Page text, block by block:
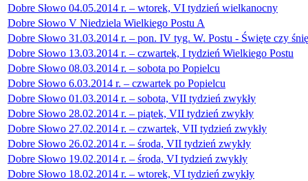
Dobre Słowo 04.05.2014 r. – wtorek, VI tydzień wielkanocny
Dobre Słowo V Niedziela Wielkiego Postu A
Dobre Słowo 31.03.2014 r. – pon. IV tyg. W. Postu - Święte czy
Dobre Słowo 13.03.2014 r. – czwartek, I tydzień Wielkiego Postu
Dobre Słowo 08.03.2014 r. – sobota po Popielcu
Dobre Słowo 6.03.2014 r. – czwartek po Popielcu
Dobre Słowo 01.03.2014 r. – sobota, VII tydzień zwykły
Dobre Słowo 28.02.2014 r. – piątek, VII tydzień zwykły
Dobre Słowo 27.02.2014 r. – czwartek, VII tydzień zwykły
Dobre Słowo 26.02.2014 r. – środa, VII tydzień zwykły
Dobre Słowo 19.02.2014 r. – środa, VI tydzień zwykły
Dobre Słowo 18.02.2014 r. – wtorek, VI tydzień zwykły